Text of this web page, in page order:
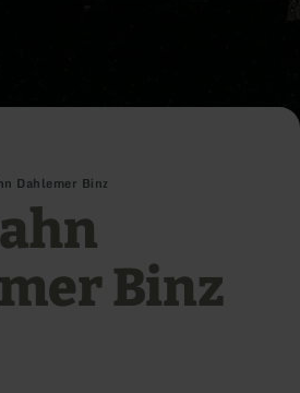
Dahlemer Binz
Binz